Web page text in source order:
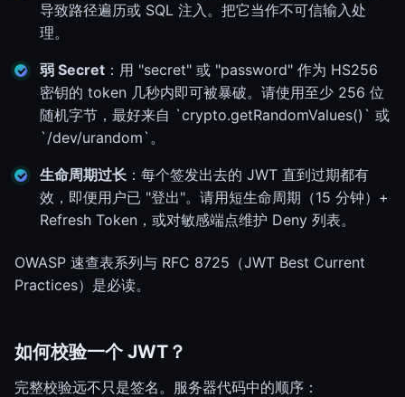
导致路径遍历或 SQL 注入。把它当作不可信输入处
理。
弱 Secret ：用 "secret" 或 "password" 作为 HS256
密钥的 token 几秒内即可被暴破。请使用至少 256 位
随机字节，最好来自 `crypto.getRandomValues()` 或
`/dev/urandom`。
生命周期过长 ：每个签发出去的 JWT 直到过期都有
效，即便用户已 "登出"。请用短生命周期（15 分钟）+
Refresh Token，或对敏感端点维护 Deny 列表。
OWASP 速查表系列与 RFC 8725（JWT Best Current
Practices）是必读。
如何校验一个 JWT？
完整校验远不只是签名。服务器代码中的顺序：